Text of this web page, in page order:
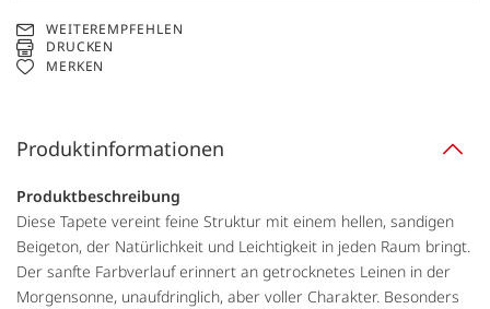
WEITEREMPFEHLEN
DRUCKEN
MERKEN
Produktinformationen
Produktbeschreibung
Diese Tapete vereint feine Struktur mit einem hellen, sandigen
Beigeton, der Natürlichkeit und Leichtigkeit in jeden Raum bringt.
Der sanfte Farbverlauf erinnert an getrocknetes Leinen in der
Morgensonne, unaufdringlich, aber voller Charakter. Besonders